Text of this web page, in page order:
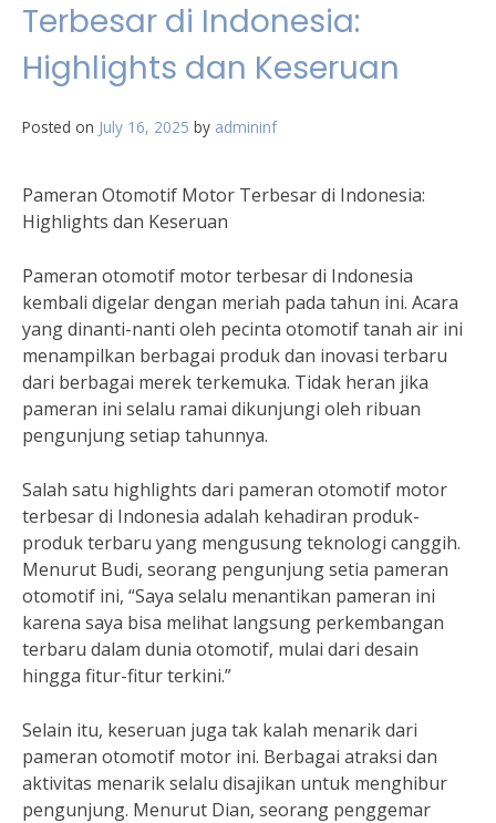
Terbesar di Indonesia:
Highlights dan Keseruan
Posted on July 16, 2025 by admininf
Pameran Otomotif Motor Terbesar di Indonesia:
Highlights dan Keseruan
Pameran otomotif motor terbesar di Indonesia
kembali digelar dengan meriah pada tahun ini. Acara
yang dinanti-nanti oleh pecinta otomotif tanah air ini
menampilkan berbagai produk dan inovasi terbaru
dari berbagai merek terkemuka. Tidak heran jika
pameran ini selalu ramai dikunjungi oleh ribuan
pengunjung setiap tahunnya.
Salah satu highlights dari pameran otomotif motor
terbesar di Indonesia adalah kehadiran produk-
produk terbaru yang mengusung teknologi canggih.
Menurut Budi, seorang pengunjung setia pameran
otomotif ini, “Saya selalu menantikan pameran ini
karena saya bisa melihat langsung perkembangan
terbaru dalam dunia otomotif, mulai dari desain
hingga fitur-fitur terkini.”
Selain itu, keseruan juga tak kalah menarik dari
pameran otomotif motor ini. Berbagai atraksi dan
aktivitas menarik selalu disajikan untuk menghibur
pengunjung. Menurut Dian, seorang penggemar